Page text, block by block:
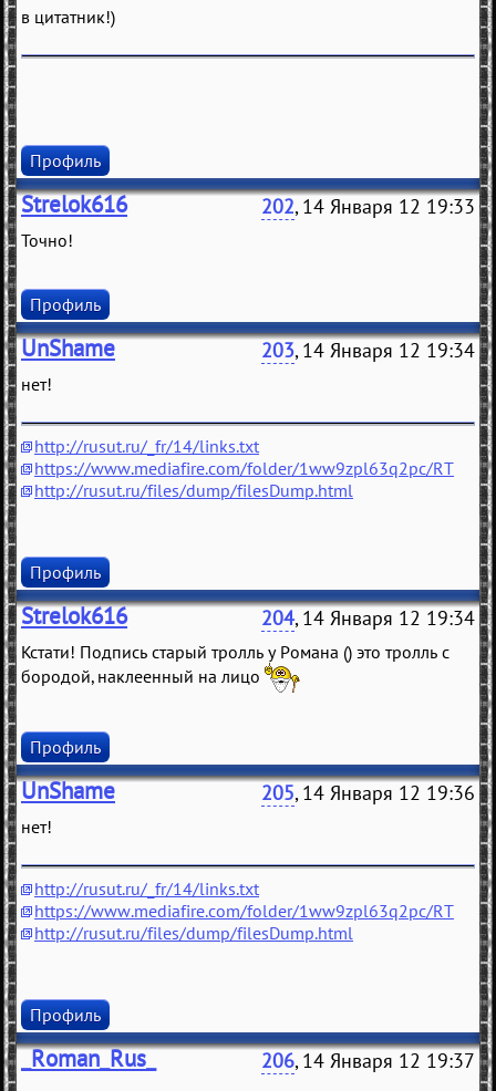
в цитатник!)
Профиль
Strelok616 202, 14 Января 12 19:33
Точно!
Профиль
UnShame 203, 14 Января 12 19:34
нет!
http://rusut.ru/_fr/14/links.txt
https://www.mediafire.com/folder/1ww9zpl63q2pc/RT
http://rusut.ru/files/dump/filesDump.html
Профиль
Strelok616 204, 14 Января 12 19:34
Кстати! Подпись старый тролль у Романа () это тролль с
бородой, наклеенный на лицо
Профиль
UnShame 205, 14 Января 12 19:36
нет!
http://rusut.ru/_fr/14/links.txt
https://www.mediafire.com/folder/1ww9zpl63q2pc/RT
http://rusut.ru/files/dump/filesDump.html
Профиль
_Roman_Rus_ 206, 14 Января 12 19:37